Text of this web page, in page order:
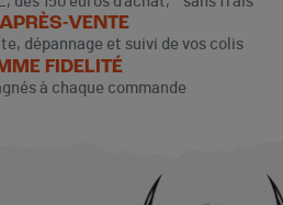
VENTE
dépannage et suivi de vos colis
FIDELITÉ
à chaque commande